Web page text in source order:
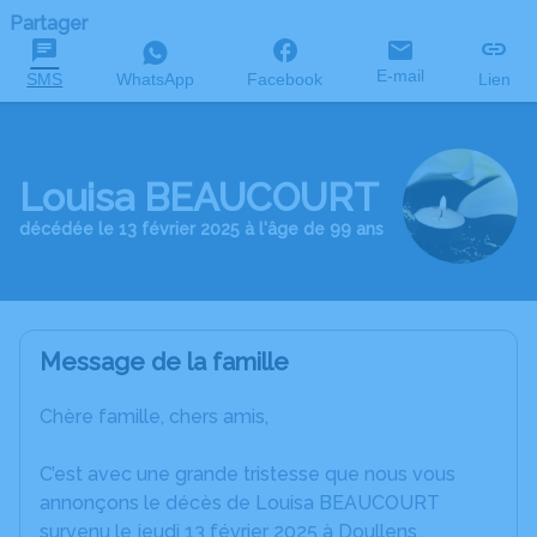
Partager
SMS WhatsApp Facebook E-mail Lien
Louisa BEAUCOURT
décédée le 13 février 2025 à l'âge de 99 ans
Message de la famille
Chère famille, chers amis,
C’est avec une grande tristesse que nous vous
annonçons le décès de Louisa BEAUCOURT
survenu le jeudi 13 février 2025 à Doullens.